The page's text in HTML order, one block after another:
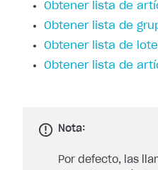
Obtener lista de
Obtener lista de
Obtener lista de
Obtener lista de
Nota:
Por defecto, las